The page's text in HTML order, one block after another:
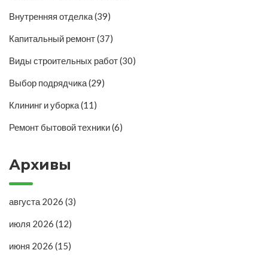
Внутренняя отделка(39)
Капитальный ремонт(37)
Виды строительных работ(30)
Выбор подрядчика(29)
Клининг и уборка(11)
Ремонт бытовой техники(6)
Архивы
августа 2026 (3)
июля 2026 (12)
июня 2026 (15)